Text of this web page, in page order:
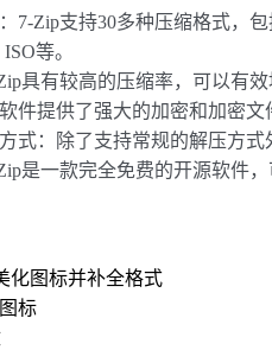
7-Zip支持30多种压缩格式，
等。
具有较高的压缩率，可以有
件提供了强大的加密和加密
式：除了支持常规的解压方
是一款完全免费的开源软件
化图标并补全格式
标